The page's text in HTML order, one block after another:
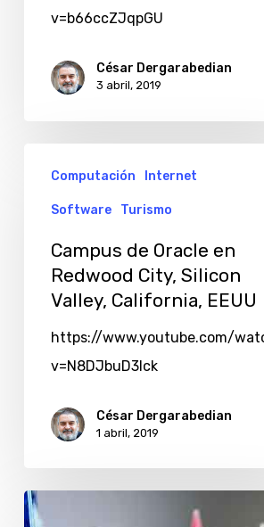
v=b66ccZJqpGU
César Dergarabedian
3 abril, 2019
Computación Internet
Software Turismo
Campus de Oracle en
Redwood City, Silicon
Valley, California, EEUU
https://www.youtube.com/
v=N8DJbuD3Ick
César Dergarabedian
1 abril, 2019
Convocatoria